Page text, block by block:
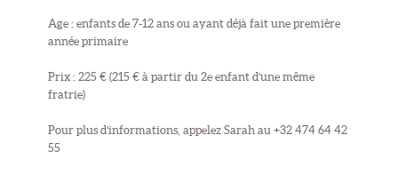
Age : enfants de 7-12 ans ou ayant déjà fait une première
année primaire
Prix : 225 € (215 € à partir du 2e enfant d’une même
fratrie)
Pour plus d’informations, appelez Sarah au +32 474 64 42
55